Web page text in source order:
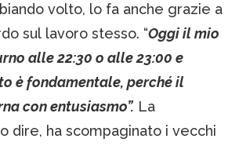
volto, lo fa anche grazie a
sul lavoro stesso. “Oggi il mio
alle 22:30 o alle 23:00 e
è fondamentale, perché il
con entusiasmo”. La
dire, ha scompaginato i vecchi